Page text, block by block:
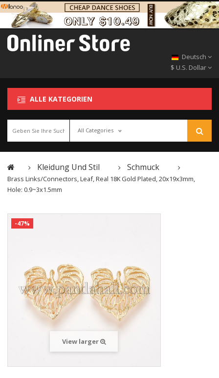
Deutsch
$ U.S. Dollar
ALLE KATEGORIEN
All Categories
Kleidung Und Stil Schmuck
Brass Links/Connectors, Leaf, Real 18K Gold Plated, 20x19x3mm,
Hole: 0.9~3x1.5mm
-47%
View larger